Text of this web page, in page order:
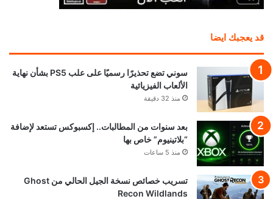
قد يعجبك ايضا
سوني تضع تحذيرًا رسميًا على علب PS5 بشأن نهاية
الألعاب الفيزيائية
منذ 32 دقيقة
بعد سنوات من المطالبات.. إكسبوكس تستعد لإضافة
“بلاتينيوم” خاص بها
منذ 5 ساعات
تسريب خصائص نسخة الجيل الحالي من Ghost
Recon Wildlands